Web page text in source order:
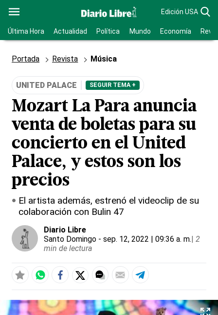
Edición USA
Última Hora Actualidad Política Mundo Economía
Portada Revista Música
UNITED PALACE SEGUIR TEMA +
Mozart La Para anuncia
venta de boletas para su
concierto en el United
Palace, y estos son los
precios
El artista además, estrenó el videoclip de su
colaboración con Bulin 47
Diario Libre
Santo Domingo - sep. 12, 2022 | 09:36 a. m.| 2
min de lectura